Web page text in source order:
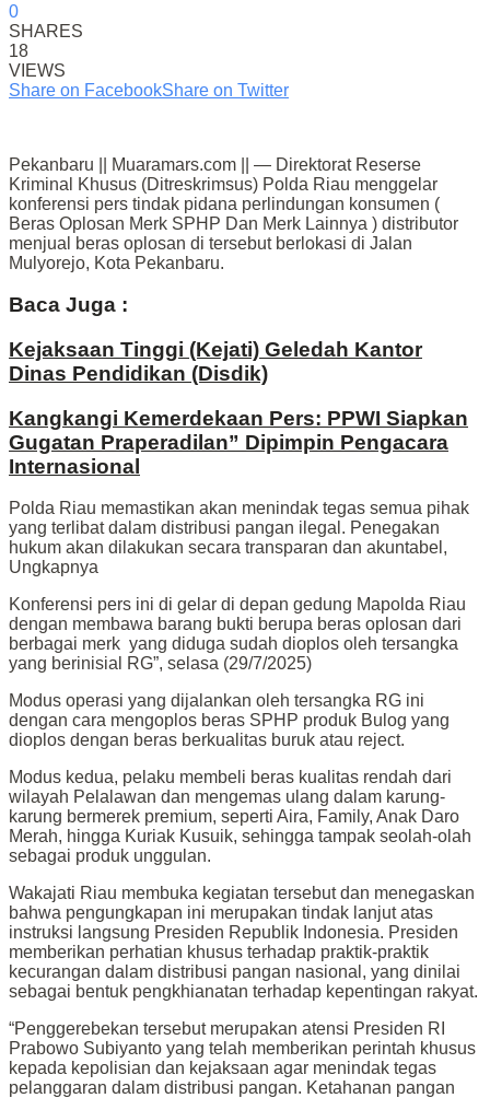
0
SHARES
18
VIEWS
Share on FacebookShare on Twitter
Pekanbaru || Muaramars.com || — Direktorat Reserse
Kriminal Khusus (Ditreskrimsus) Polda Riau menggelar
konferensi pers tindak pidana perlindungan konsumen (
Beras Oplosan Merk SPHP Dan Merk Lainnya ) distributor
menjual beras oplosan di tersebut berlokasi di Jalan
Mulyorejo, Kota Pekanbaru.
Baca Juga :
Kejaksaan Tinggi (Kejati) Geledah Kantor
Dinas Pendidikan (Disdik)
Kangkangi Kemerdekaan Pers: PPWI Siapkan
Gugatan Praperadilan” Dipimpin Pengacara
Internasional
Polda Riau memastikan akan menindak tegas semua pihak
yang terlibat dalam distribusi pangan ilegal. Penegakan
hukum akan dilakukan secara transparan dan akuntabel,
Ungkapnya
Konferensi pers ini di gelar di depan gedung Mapolda Riau
dengan membawa barang bukti berupa beras oplosan dari
berbagai merk yang diduga sudah dioplos oleh tersangka
yang berinisial RG”, selasa (29/7/2025)
Modus operasi yang dijalankan oleh tersangka RG ini
dengan cara mengoplos beras SPHP produk Bulog yang
dioplos dengan beras berkualitas buruk atau reject.
Modus kedua, pelaku membeli beras kualitas rendah dari
wilayah Pelalawan dan mengemas ulang dalam karung-
karung bermerek premium, seperti Aira, Family, Anak Daro
Merah, hingga Kuriak Kusuik, sehingga tampak seolah-olah
sebagai produk unggulan.
Wakajati Riau membuka kegiatan tersebut dan menegaskan
bahwa pengungkapan ini merupakan tindak lanjut atas
instruksi langsung Presiden Republik Indonesia. Presiden
memberikan perhatian khusus terhadap praktik-praktik
kecurangan dalam distribusi pangan nasional, yang dinilai
sebagai bentuk pengkhianatan terhadap kepentingan rakyat.
“Penggerebekan tersebut merupakan atensi Presiden RI
Prabowo Subiyanto yang telah memberikan perintah khusus
kepada kepolisian dan kejaksaan agar menindak tegas
pelanggaran dalam distribusi pangan. Ketahanan pangan